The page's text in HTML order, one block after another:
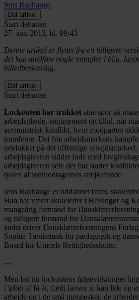
Jens Raahauge
Del artikel
Start debatten
27. juni 2013, kl. 09:43
Denne artikel er flyttet fra en tidligere
det kan medføre nogle mangler i bl.a.
billedbeskæring.
Del artikel
Start debatten
Lockouten har trukket sine spor på
arbejdsglæde, engagement og tillid, når
asymmetrisk konflikt, hvor modparten
trumferne. Det frie arbejdsmarkeds
udelukket på det offentlige
arbejdsgiveren sidder inde med
arbejdsgiveren selv der har startet
tyveri af lønmodtagernes strejkefonde.
Jens Raahauge er uddannet lærer,
Han har været skoleleder i Helsingør og
mangeårig formand for
og tidligere formand for
andet driver Dansklærerforeningens
Sophia Tænketank for pædagogik og
Board for Unicefs Rettighedsskoler.
Men lad nu lockoutens følgevirkninger
i løbet af få år, fordi lærere jo kan lide og
arbejde og i de små mennesker, de